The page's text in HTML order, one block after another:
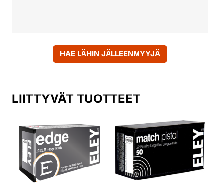
HAE LÄHIN JÄLLEENMYYJÄ
LIITTYVÄT TUOTTEET